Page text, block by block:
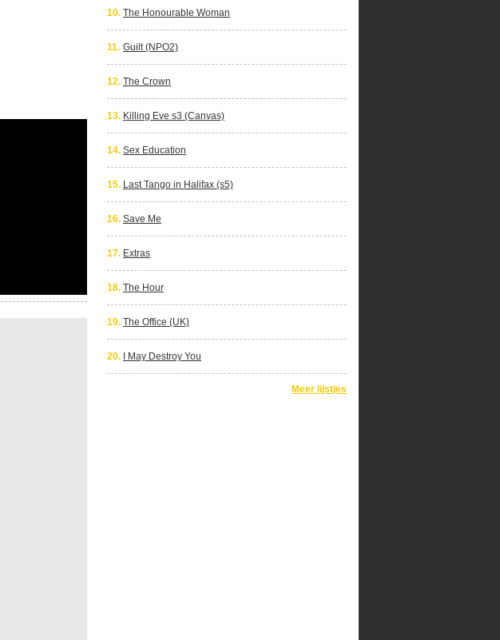
10. The Honourable Woman
11. Guilt (NPO2)
12. The Crown
13. Killing Eve s3 (Canvas)
14. Sex Education
15. Last Tango in Halifax (s5)
16. Save Me
17. Extras
18. The Hour
19. The Office (UK)
20. I May Destroy You
Meer lijstjes